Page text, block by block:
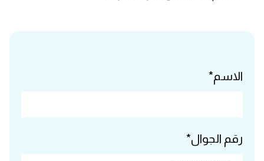
الاسم*
رقم الجوال*